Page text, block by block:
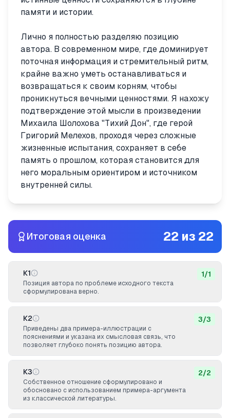
памяти и истории.
Лично я полностью разделяю позицию
автора. В современном мире, где доминирует
поточная информация и стремительный ритм,
крайне важно уметь останавливаться и
возвращаться к своим корням, чтобы
проникнуться вечными ценностями. Я нахожу
подтверждение этой мысли в произведении
Михаила Шолохова "Тихий Дон", где герой
Григорий Мелехов, проходя через сложные
жизненные испытания, сохраняет в себе
память о прошлом, которая становится для
него моральным ориентиром и источником
внутренней силы.
Итоговая оценка 22 из 22
К1
Позиция автора по проблеме исходного текста
сформулирована верно.
1/1
К2
Приведены два примера-иллюстрации с
пояснениями и указана их смысловая связь, что
позволяет глубоко понять позицию автора.
3/3
К3
Собственное отношение сформулировано и
обосновано с использованием примера-аргумента
из классической литературы.
2/2